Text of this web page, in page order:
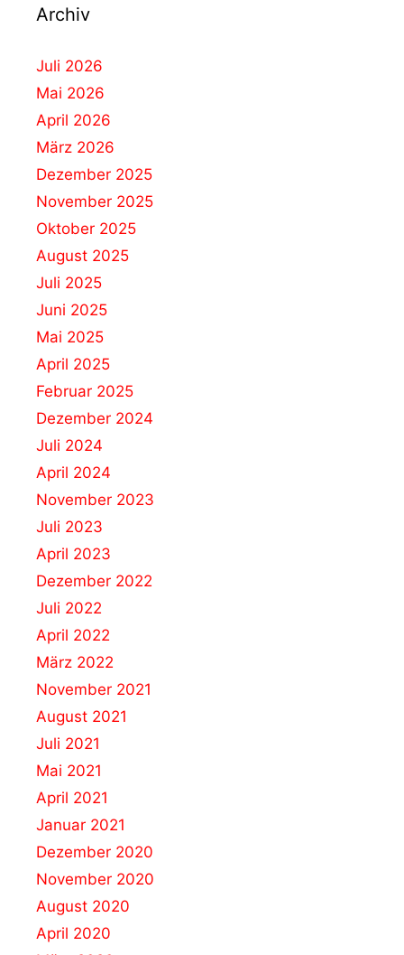
Archiv
Juli 2026
Mai 2026
April 2026
März 2026
Dezember 2025
November 2025
Oktober 2025
August 2025
Juli 2025
Juni 2025
Mai 2025
April 2025
Februar 2025
Dezember 2024
Juli 2024
April 2024
November 2023
Juli 2023
April 2023
Dezember 2022
Juli 2022
April 2022
März 2022
November 2021
August 2021
Juli 2021
Mai 2021
April 2021
Januar 2021
Dezember 2020
November 2020
August 2020
April 2020